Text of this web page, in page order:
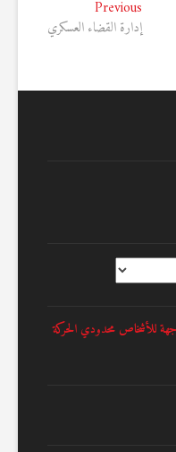
Previous
Previous
post:
إدارة القضاء العسكري
للأشخاص محدودي الحركة